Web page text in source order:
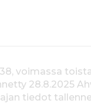
voimassa
tiedot